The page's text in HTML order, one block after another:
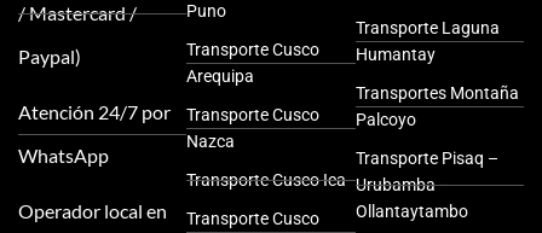
/ Mastercard /
Paypal)
Atención 24/7 por
WhatsApp
Operador local en
Puno
Transporte Cusco
Arequipa
Transporte Cusco
Nazca
Transporte Cusco Ica
Transporte Cusco
Transporte Laguna
Humantay
Transportes Montaña
Palcoyo
Transporte Pisaq –
Urubamba –
Ollantaytambo